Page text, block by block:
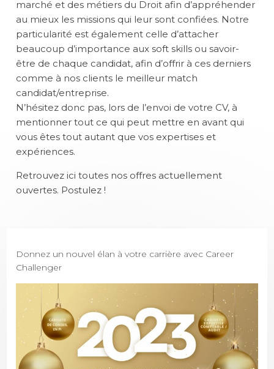
marché et des métiers du Droit afin d’appréhender
au mieux les missions qui leur sont confiées. Notre
particularité est également celle d’attacher
beaucoup d’importance aux soft skills ou savoir-
être de chaque candidat, afin d’offrir à ces derniers
comme à nos clients le meilleur match
candidat/entreprise.
N’hésitez donc pas, lors de l’envoi de votre CV, à
mentionner tout ce qui peut mettre en avant qui
vous êtes tout autant que vos expertises et
expériences.
Retrouvez ici toutes nos offres actuellement
ouvertes. Postulez !
Donnez un nouvel élan à votre carrière avec Career
Challenger